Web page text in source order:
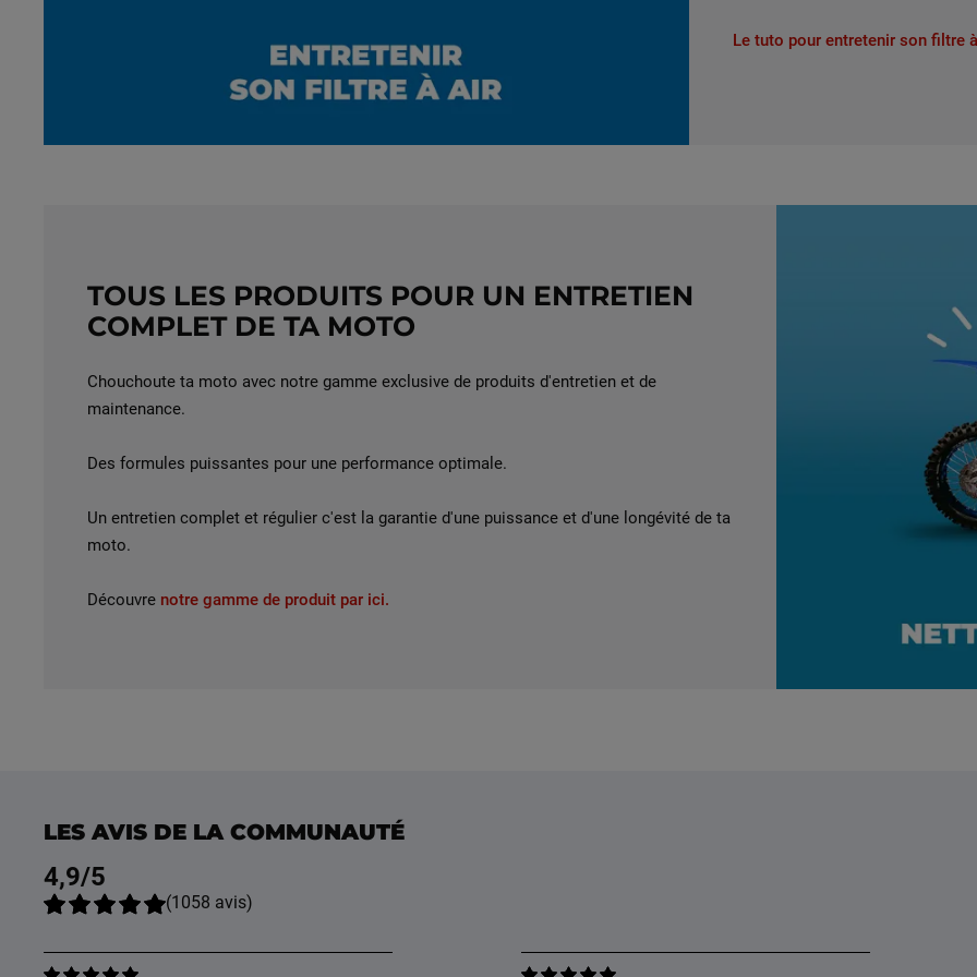
Le tuto pour entretenir son filtre
TOUS LES PRODUITS POUR UN ENTRETIEN
COMPLET DE TA MOTO
Chouchoute ta moto avec notre gamme exclusive de produits d'entretien et de
maintenance.
Des formules puissantes pour une performance optimale.
Un entretien complet et régulier c'est la garantie d'une puissance et d'une longévité de ta
moto.
Découvre notre gamme de produit par ici.
LES AVIS DE LA COMMUNAUTÉ
4,9/5
(1058 avis)